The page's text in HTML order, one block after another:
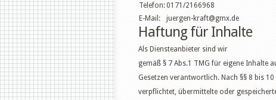
Telefon:0171/2166968
E-Mail:
juergen-kraft@gmx.de
Haftung für Inhalte
Als Diensteanbieter sind wir
gemäß § 7 Abs.1 TMG für eigene Inhalte
Gesetzen verantwortlich. Nach §§ 8 bis
verpflichtet, übermittelte oder